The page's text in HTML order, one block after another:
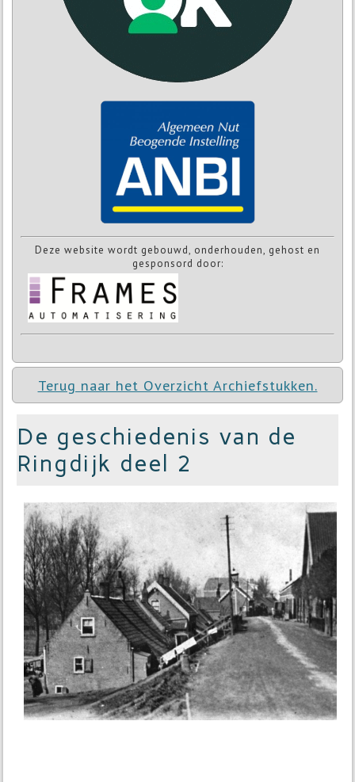
Deze website wordt gebouwd, onderhouden, gehost en
gesponsord door:
Terug naar het Overzicht Archiefstukken.
De geschiedenis van de
Ringdijk deel 2